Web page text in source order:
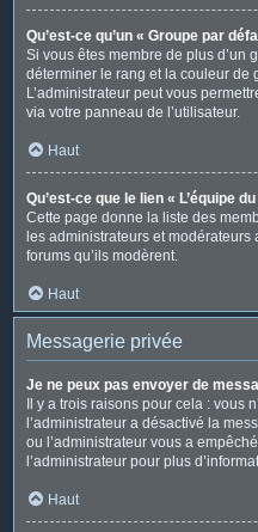
Qu’est-ce qu’un « Groupe par
Si vous êtes membre de plus d’un
déterminer le rang et la couleur de
L’administrateur peut vous
via votre panneau de l’utilisateur.
Haut
Qu’est-ce que le lien « L’équipe
Cette page donne la liste des
les administrateurs et
forums qu’ils modèrent.
Haut
Messagerie privée
Je ne peux pas envoyer de
Il y a trois raisons pour cela : vous
l’administrateur a désactivé la
ou l’administrateur vous a
l’administrateur pour plus
Haut